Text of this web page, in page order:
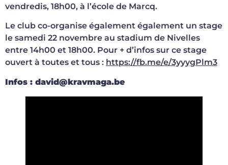
vendredis, 18h00, à l’école de Marcq.
Le club co-organise également également un stage
le samedi 22 novembre au stadium de Nivelles
entre 14h00 et 18h00. Pour + d’infos sur ce stage
ouvert à toutes et tous : https://fb.me/e/3yyygPlm3
Infos : david@kravmaga.be